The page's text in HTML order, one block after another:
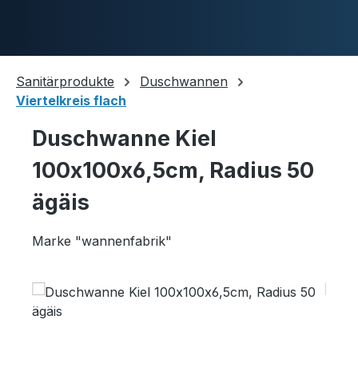
Sanitärprodukte
Duschwannen
Viertelkreis flach
Duschwanne Kiel
100x100x6,5cm, Radius 50
ägäis
Marke "wannenfabrik"
Skip image gallery